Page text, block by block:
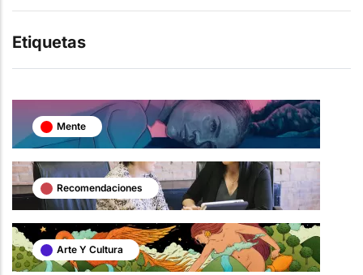
Etiquetas
Mente
Recomendaciones
Arte Y Cultura